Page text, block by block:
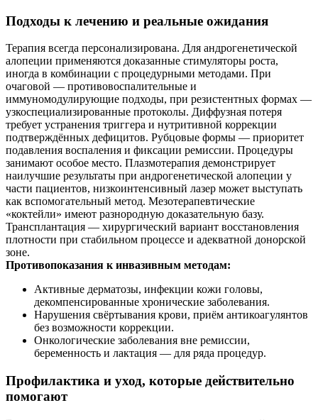
Подходы к лечению и реальные ожидания
Терапия всегда персонализирована. Для андрогенетической
алопеции применяются доказанные стимуляторы роста,
иногда в комбинации с процедурными методами. При
очаговой — противовоспалительные и
иммуномодулирующие подходы, при резистентных формах —
узкоспециализированные протоколы. Диффузная потеря
требует устранения триггера и нутритивной коррекции
подтверждённых дефицитов. Рубцовые формы — приоритет
подавления воспаления и фиксации ремиссии. Процедуры
занимают особое место. Плазмотерапия демонстрирует
наилучшие результаты при андрогенетической алопеции у
части пациентов, низкоинтенсивный лазер может выступать
как вспомогательный метод. Мезотерапевтические
«коктейли» имеют разнородную доказательную базу.
Трансплантация — хирургический вариант восстановления
плотности при стабильном процессе и адекватной донорской
зоне.
Противопоказания к инвазивным методам:
Активные дерматозы, инфекции кожи головы,
декомпенсированные хронические заболевания.
Нарушения свёртывания крови, приём антикоагулянтов
без возможности коррекции.
Онкологические заболевания вне ремиссии,
беременность и лактация — для ряда процедур.
Профилактика и уход, которые действительно
помогают